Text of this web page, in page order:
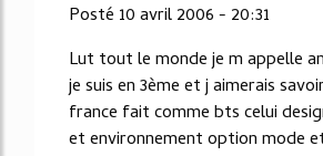
Posté 10 avril 2006 - 20:31
Lut tout le monde je m appelle
je suis en 3ème et j aimerais
france fait comme bts celui
et environnement option mode